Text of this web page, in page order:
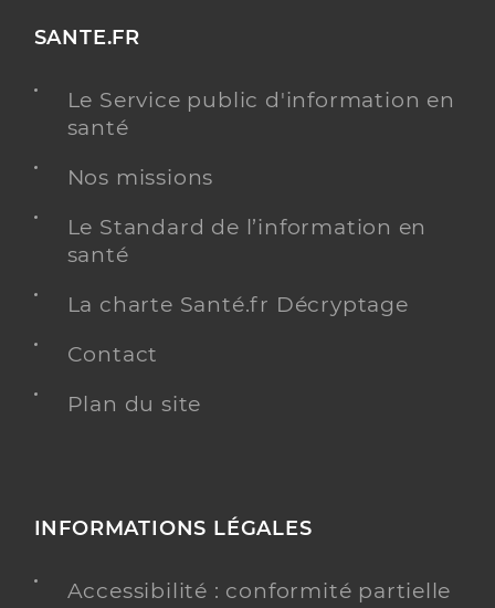
SANTE.FR
Le Service public d'information en
santé
Nos missions
Le Standard de l’information en
santé
La charte Santé.fr Décryptage
Contact
Plan du site
INFORMATIONS LÉGALES
Accessibilité : conformité partielle